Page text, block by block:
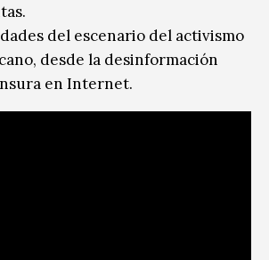
del escenario del activismo
desde la desinformación
en Internet.